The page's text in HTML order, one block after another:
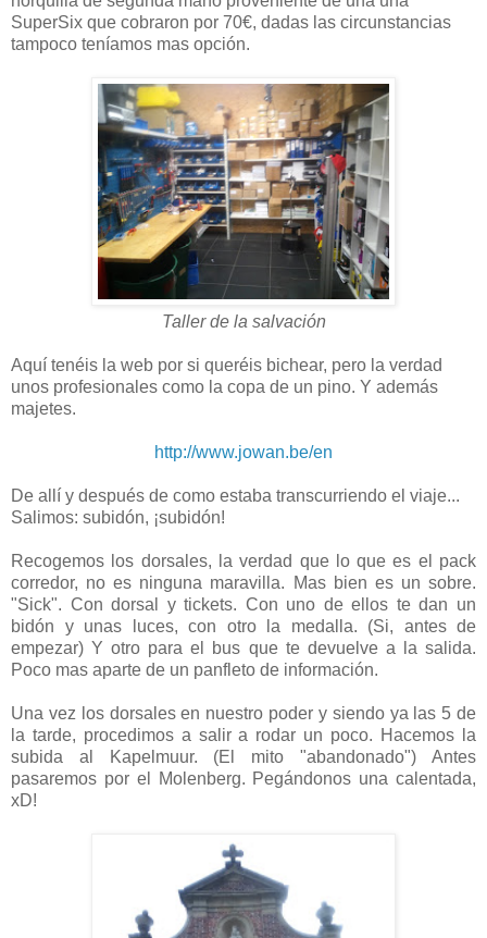
SuperSix que cobraron por 70€, dadas las circunstancias
tampoco teníamos mas opción.
Taller de la salvación
Aquí tenéis la web por si queréis bichear, pero la verdad
unos profesionales como la copa de un pino. Y además
majetes.
http://www.jowan.be/en
De allí y después de como estaba transcurriendo el viaje...
Salimos: subidón, ¡subidón!
Recogemos los dorsales, la verdad que lo que es el pack
corredor, no es ninguna maravilla. Mas bien es un sobre.
"Sick". Con dorsal y tickets. Con uno de ellos te dan un
bidón y unas luces, con otro la medalla. (Si, antes de
empezar) Y otro para el bus que te devuelve a la salida.
Poco mas aparte de un panfleto de información.
Una vez los dorsales en nuestro poder y siendo ya las 5 de
la tarde, procedimos a salir a rodar un poco. Hacemos la
subida al Kapelmuur. (El mito "abandonado") Antes
pasaremos por el Molenberg. Pegándonos una calentada,
xD!